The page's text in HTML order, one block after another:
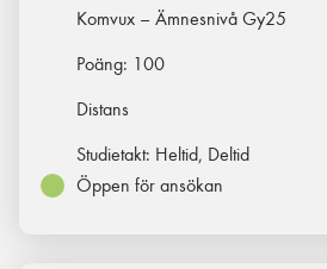
Komvux – Ämnesnivå Gy25
Poäng: 100
Distans
Studietakt: Heltid, Deltid
Öppen för ansökan